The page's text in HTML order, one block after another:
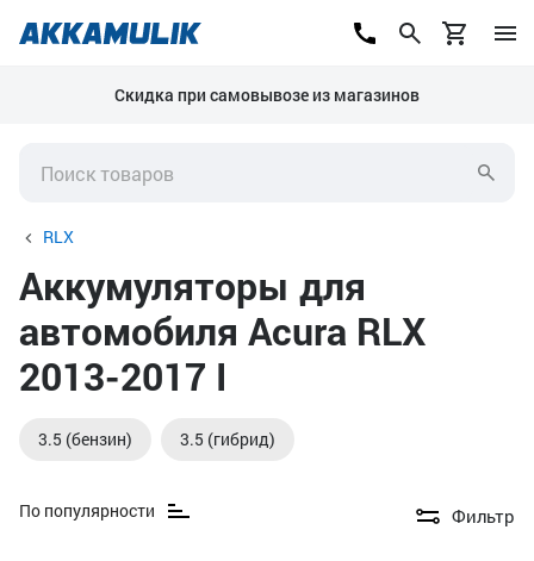
Скидка при самовывозе из магазинов
RLX
Аккумуляторы для
автомобиля Acura RLX
2013-2017 I
3.5 (бензин) 3.5 (гибрид)
По популярности Фильтр